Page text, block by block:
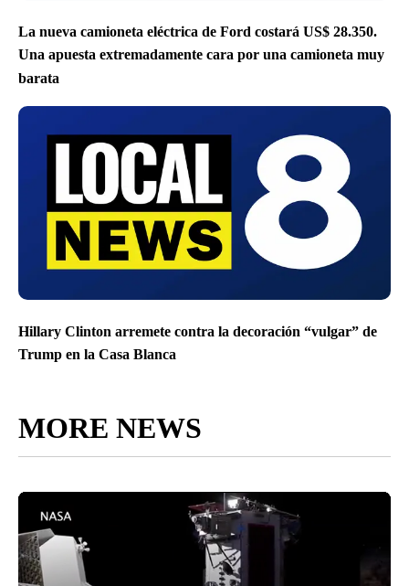
La nueva camioneta eléctrica de Ford costará US$ 28.350.
Una apuesta extremadamente cara por una camioneta muy
barata
Hillary Clinton arremete contra la decoración “vulgar” de
Trump en la Casa Blanca
MORE NEWS